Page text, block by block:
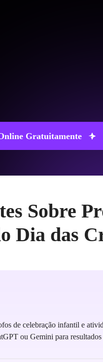
Gratuitamente
Sobre
Dia das
de celebração infantil e
ou Gemini para resultados